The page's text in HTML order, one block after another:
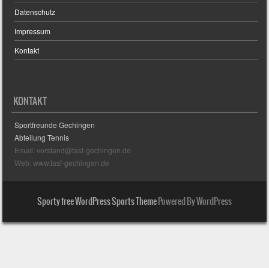
Datenschutz
Impressum
Kontakt
KONTAKT
Sportfreunde Gechingen
Abteilung Tennis
Email: vorstand@tasf-gechingen.de
Web: www.tasf-gechingen.de
Sporty free WordPress Sports ThemePowered By WordPress